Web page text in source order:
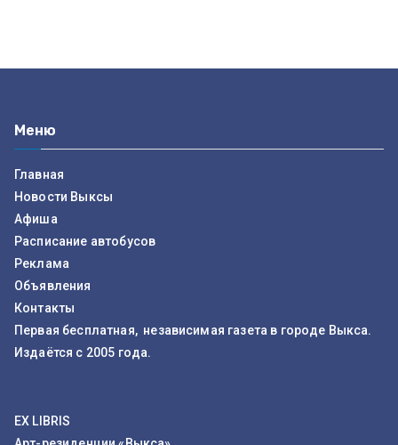
Меню
Главная
Новости Выксы
Афиша
Расписание автобусов
Реклама
Объявления
Контакты
Первая бесплатная, независимая газета в городе Выкса.
Издаётся с 2005 года.
EX LIBRIS